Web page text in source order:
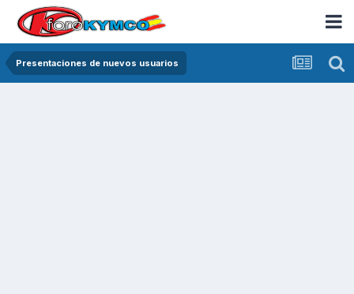
Presentaciones de nuevos usuarios